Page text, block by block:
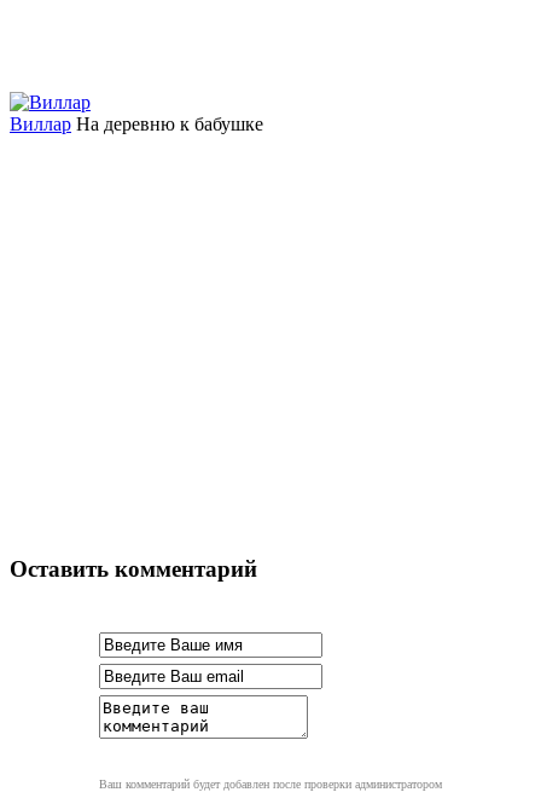
Виллар На деревню к бабушке
Оставить комментарий
Ваш комментарий будет добавлен после проверки администратором